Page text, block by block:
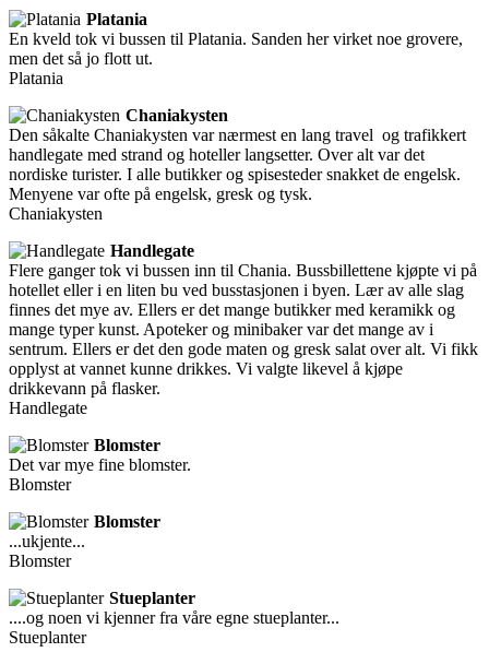
Platania
En kveld tok vi bussen til Platania. Sanden her virket noe grovere,
men det så jo flott ut.
Platania
Chaniakysten
Den såkalte Chaniakysten var nærmest en lang travel og trafikkert
handlegate med strand og hoteller langsetter. Over alt var det
nordiske turister. I alle butikker og spisesteder snakket de engelsk.
Menyene var ofte på engelsk, gresk og tysk.
Chaniakysten
Handlegate
Flere ganger tok vi bussen inn til Chania. Bussbillettene kjøpte vi på
hotellet eller i en liten bu ved busstasjonen i byen. Lær av alle slag
finnes det mye av. Ellers er det mange butikker med keramikk og
mange typer kunst. Apoteker og minibaker var det mange av i
sentrum. Ellers er det den gode maten og gresk salat over alt. Vi fikk
opplyst at vannet kunne drikkes. Vi valgte likevel å kjøpe
drikkevann på flasker.
Handlegate
Blomster
Det var mye fine blomster.
Blomster
Blomster
...ukjente...
Blomster
Stueplanter
....og noen vi kjenner fra våre egne stueplanter...
Stueplanter